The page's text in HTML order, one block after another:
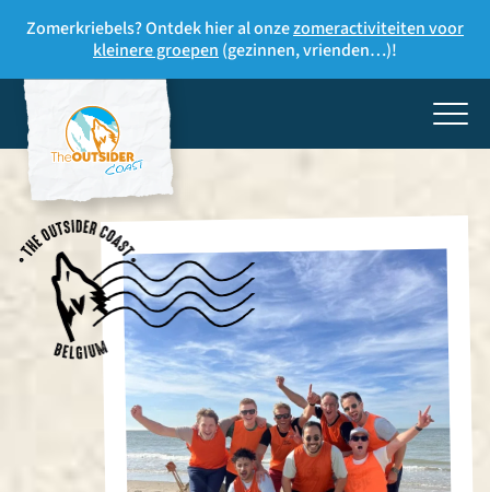
Zomerkriebels? Ontdek hier al onzezomeractiviteiten voor
kleinere groepen (gezinnen, vrienden…)!